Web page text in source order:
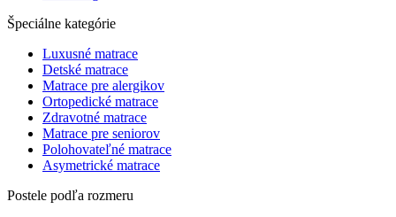
Špeciálne kategórie
Luxusné matrace
Detské matrace
Matrace pre alergikov
Ortopedické matrace
Zdravotné matrace
Matrace pre seniorov
Polohovateľné matrace
Asymetrické matrace
Postele podľa rozmeru